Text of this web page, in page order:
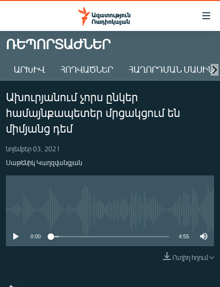
Մատչելիության
Անցնել
հիմնական
Անցնել
հիմնական
մենյուին
Որոնում
ԱԶԱՏՈՒԹՅՈՒՆ TV
ՀԱՅԱՍՏԱՆ
ԸՆՏՐՈՒԹՅՈՒՆՆԵՐ 2026
ԻՐԱՎՈՒՆՔ
ՂԱՐԱԲԱՂ
ՄՇԱԿՈՒՅԹ
ՌԵՊՈՐՏԱԺՆԵՐ
ԱՐԽԻՎ ՀՈԴՎԱԾՆԵՐ ՀԱՂՈՐԴՄԱՆ ՄԱՍԻՆ
Ախուրյանում չորս ընկեր
համայնքապետեր մրցակցում են
միմյանց դեմ
նոյեմբեր 03, 2021
Սաթենիկ Կաղզվանցյան
0:00 4:55
Ուղիղ հղում